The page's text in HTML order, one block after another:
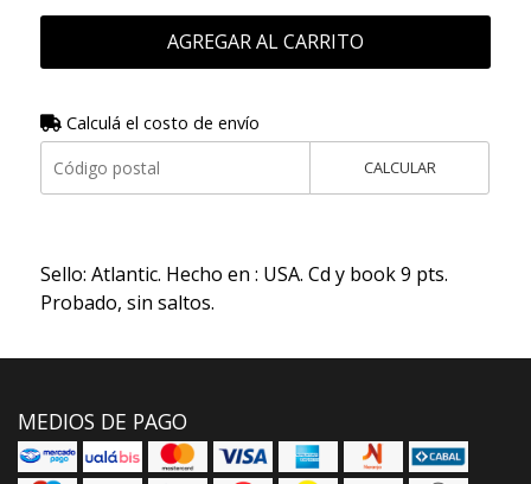
AGREGAR AL CARRITO
Calculá el costo de envío
CALCULAR
Sello: Atlantic. Hecho en : USA. Cd y book 9 pts.
Probado, sin saltos.
MEDIOS DE PAGO